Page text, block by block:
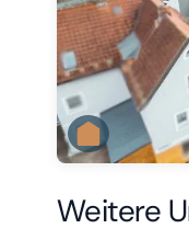
Weitere